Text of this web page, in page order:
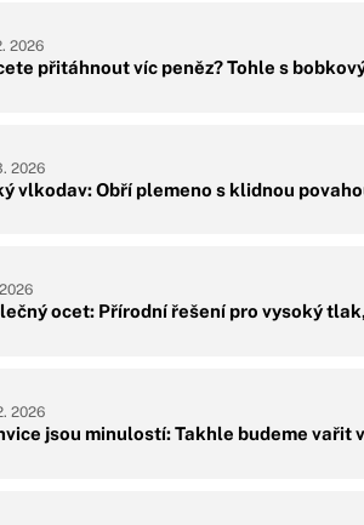
přitáhnout víc peněz? Tohle s
2026
vlkodav: Obří plemeno s klidnou
2026
ocet: Přírodní řešení pro vysoký
jsou minulostí: Takhle budeme vařit
2026